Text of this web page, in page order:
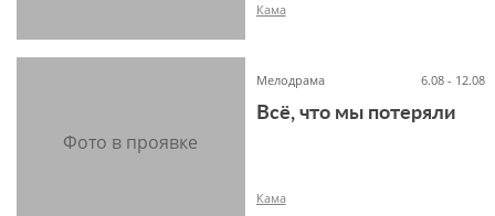
Кама
Мелодрама 6.08 - 12.08
Всё, что мы потеряли
Кама